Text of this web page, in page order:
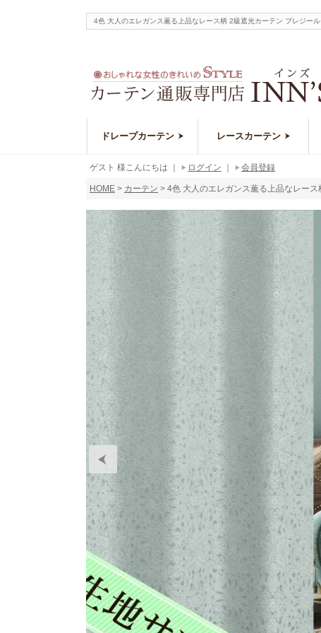
4色 大人のエレガンス薫る上品なレース柄 2級遮光カーテン プレジー
ドレープカーテン レースカーテン
ゲスト 様こんにちは ログイン 会員登録
HOME カーテン 4色 大人のエレガンス薫る上品なレー